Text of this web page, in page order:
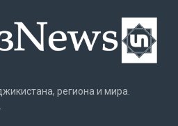
региона и мира.